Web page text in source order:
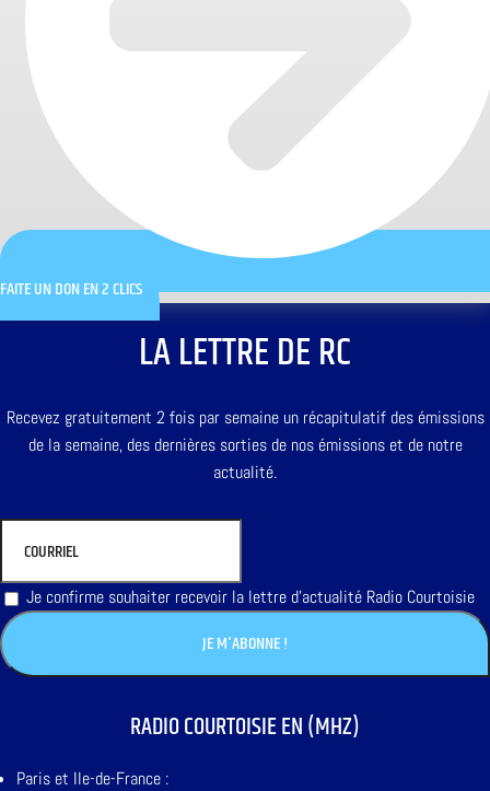
FAITE UN DON EN 2 CLICS
LA LETTRE DE RC
Recevez gratuitement 2 fois par semaine un récapitulatif des émissions
de la semaine, des dernières sorties de nos émissions et de notre
actualité.
Je confirme souhaiter recevoir la lettre d'actualité Radio Courtoisie
RADIO COURTOISIE EN (MHZ)
Paris et Ile-de-France :